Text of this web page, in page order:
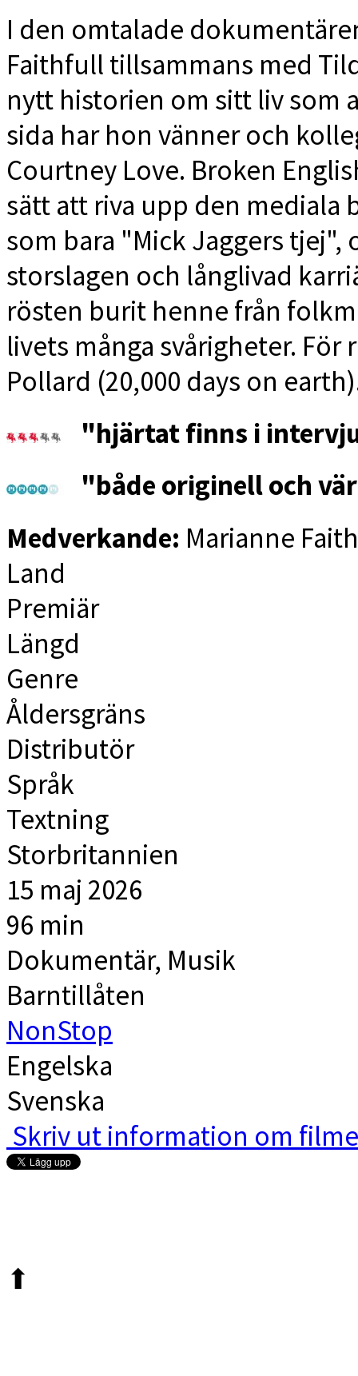
I den omtalade
Faithfull tillsammans med
nytt historien om sitt liv som
sida har hon vänner och
Courtney Love. Broken
sätt att riva upp den mediala
som bara "Mick Jaggers
storslagen och långlivad
rösten burit henne från
livets många svårigheter. För
Pollard (20,000 days on
"hjärtat finns i
"både originell och
Medverkande: Marianne
Land
Premiär
Längd
Genre
Åldersgräns
Distributör
Språk
Textning
Storbritannien
15 maj 2026
96 min
Dokumentär, Musik
Barntillåten
NonStop
Engelska
Svenska
Skriv ut information om
⬆︎